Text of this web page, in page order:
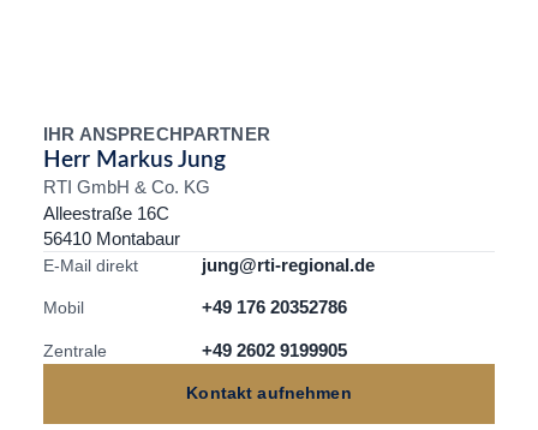
IHR ANSPRECHPARTNER
Herr Markus Jung
RTI GmbH & Co. KG
Alleestraße 16C
56410 Montabaur
E-Mail direkt jung@rti-regional.de
Mobil +49 176 20352786
Zentrale +49 2602 9199905
Kontakt aufnehmen